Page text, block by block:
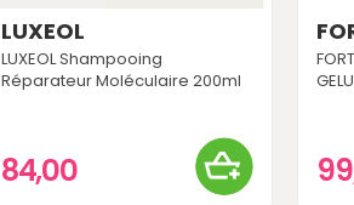
LUXEOL
LUXEOL Shampooing
Réparateur Moléculaire 200ml
84,00